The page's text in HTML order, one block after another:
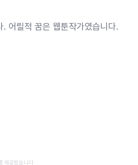
어릴적 꿈은 웹툰작가였습니다.
제공받습니다